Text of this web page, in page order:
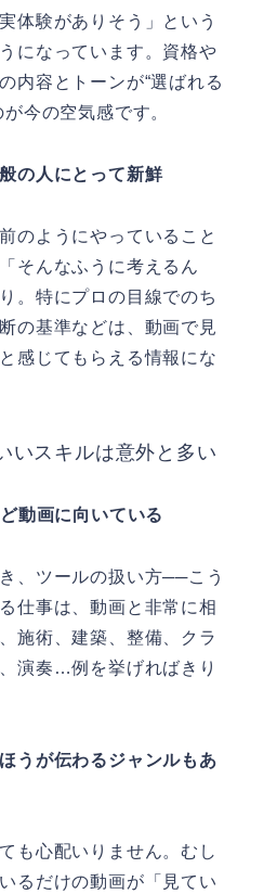
体験がありそう」という
になっています。資格や
内容とトーンが“選ばれる
今の空気感です。
の人にとって新鮮
のようにやっていること
そんなふうに考えるん
。特にプロの目線でのち
の基準などは、動画で見
感じてもらえる情報にな
いスキルは意外と多い
動画に向いている
、ツールの扱い方──こう
仕事は、動画と非常に相
施術、建築、整備、クラ
演奏…例を挙げればきり
うが伝わるジャンルもあ
も心配いりません。むし
るだけの動画が「見てい